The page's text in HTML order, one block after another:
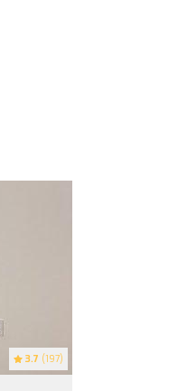
3.7 (197)